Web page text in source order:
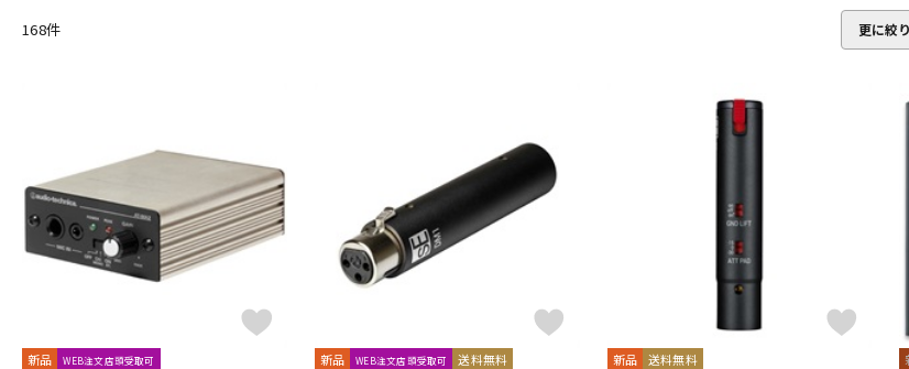
Electro Harmonix
Gravity
IGS Audio Ikebe Original
JZ Microphones
K.W.S KAKASHI Professional Stands KAOTICA KENTON
L-O
Lauten Audio LEWITT Lexicon LOJECT maag audio marantz Professional
Millennia
MINI-SONEX MISTRAL MOGAMI Mojave Audio MONSTER CABLE
Noah’sark
Nothing Oktava OLLO AUDIO
Peluso PhoenixAudio Pioneer DJ PMC PreSonus
Providence
Pueblo Audio Purple audio QUIK LOK Rational Acoustics
168件 更に絞
新品 WEB注文店頭受取可 新品 WEB注文店頭受取可 送料無料 新品 送料無料